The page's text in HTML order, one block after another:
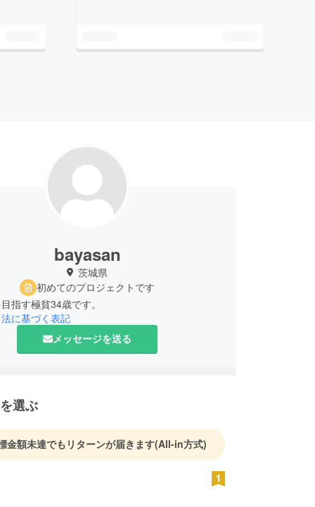
bayasan
茨城県
初めてのプロジェクトです
指す極貧34歳です。
に基づく表記
メッセージを送る
選ぶ
金額未達でもリターンが届きます(All-in方式)